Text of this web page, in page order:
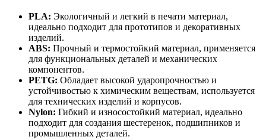
PLA: Экологичный и легкий в печати материал,
идеально подходит для прототипов и декоративных
изделий.
ABS: Прочный и термостойкий материал, применяется
для функциональных деталей и механических
компонентов.
PETG: Обладает высокой ударопрочностью и
устойчивостью к химическим веществам, используется
для технических изделий и корпусов.
Nylon: Гибкий и износостойкий материал, идеально
подходит для создания шестеренок, подшипников и
промышленных деталей.